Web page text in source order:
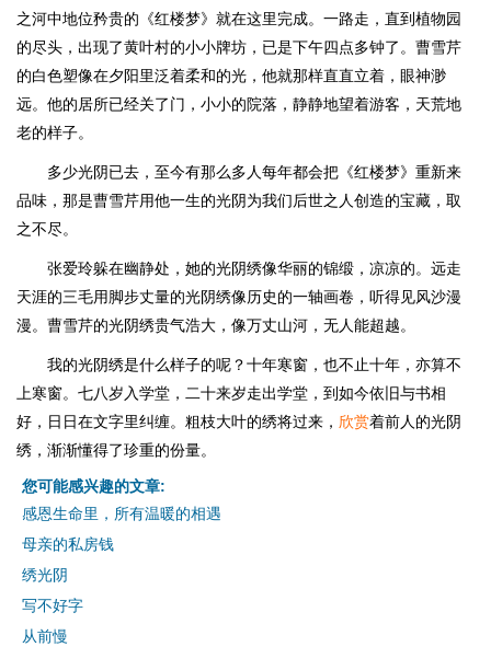
之河中地位矜贵的《红楼梦》就在这里完成。一路走，直到植物园
的尽头，出现了黄叶村的小小牌坊，已是下午四点多钟了。曹雪芹
的白色塑像在夕阳里泛着柔和的光，他就那样直直立着，眼神渺
远。他的居所已经关了门，小小的院落，静静地望着游客，天荒地
老的样子。
多少光阴已去，至今有那么多人每年都会把《红楼梦》重新来
品味，那是曹雪芹用他一生的光阴为我们后世之人创造的宝藏，取
之不尽。
张爱玲躲在幽静处，她的光阴绣像华丽的锦缎，凉凉的。远走
天涯的三毛用脚步丈量的光阴绣像历史的一轴画卷，听得见风沙漫
漫。曹雪芹的光阴绣贵气浩大，像万丈山河，无人能超越。
我的光阴绣是什么样子的呢？十年寒窗，也不止十年，亦算不
上寒窗。七八岁入学堂，二十来岁走出学堂，到如今依旧与书相
好，日日在文字里纠缠。粗枝大叶的绣将过来， 欣赏着前人的光阴
绣，渐渐懂得了珍重的份量。
您可能感兴趣的文章:
感恩生命里，所有温暖的相遇
母亲的私房钱
绣光阴
写不好字
从前慢